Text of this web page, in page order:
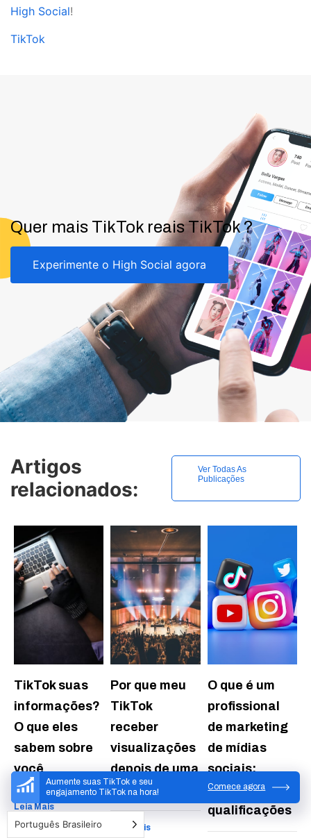
High Social!
TikTok
Quer mais TikTok reais TikTok ?
Experimente o High Social agora
Aumente suas TikTok e seu
engajamento TikTok na hora!
Comece agora
Artigos
relacionados:
Ver Todas As
Publicações
TikTok suas
informações?
O que eles
sabem sobre
você
Leia Mais
Por que meu
TikTok
receber
visualizações
depois de uma
hora?
Leia Mais
O que é um
profissional
de marketing
de mídias
sociais:
habilidades e
qualificações
Português Brasileiro